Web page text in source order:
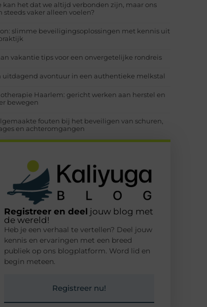
kan het dat we altijd verbonden zijn, maar ons
steeds vaker alleen voelen?
slimme beveiligingsoplossingen met kennis uit
vakantie tips voor een onvergetelijke rondreis
uitdagend avontuur in een authentieke melkstal
Haarlem: gericht werken aan herstel en
bewegen
fouten bij het beveiligen van schuren,
en achteromgangen
Registreer en deel jouw blog met
de wereld!
Heb je een verhaal te vertellen? Deel jouw
kennis en ervaringen met een breed
publiek op ons blogplatform. Word lid en
begin meteen.
Registreer nu!